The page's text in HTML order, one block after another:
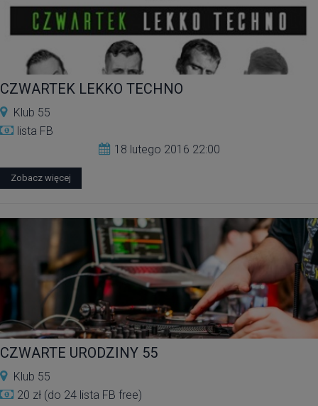
CZWARTEK LEKKO TECHNO
Klub 55
lista FB
18 lutego 2016 22:00
Zobacz więcej
CZWARTE URODZINY 55
Klub 55
20 zł (do 24 lista FB free)